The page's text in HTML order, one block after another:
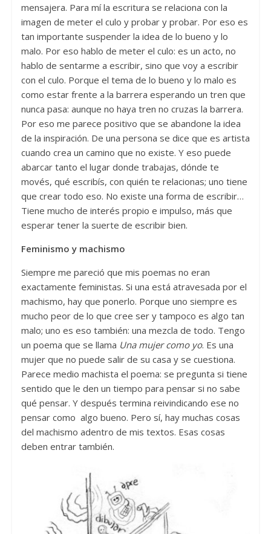
mensajera. Para mí la escritura se relaciona con la
imagen de meter el culo y probar y probar. Por eso es
tan importante suspender la idea de lo bueno y lo
malo. Por eso hablo de meter el culo: es un acto, no
hablo de sentarme a escribir, sino que voy a escribir
con el culo. Porque el tema de lo bueno y lo malo es
como estar frente a la barrera esperando un tren que
nunca pasa: aunque no haya tren no cruzas la barrera.
Por eso me parece positivo que se abandone la idea
de la inspiración. De una persona se dice que es artista
cuando crea un camino que no existe. Y eso puede
abarcar tanto el lugar donde trabajas, dónde te
movés, qué escribís, con quién te relacionas; uno tiene
que crear todo eso. No existe una forma de escribir…
Tiene mucho de interés propio e impulso, más que
esperar tener la suerte de escribir bien.
Feminismo y machismo
Siempre me pareció que mis poemas no eran
exactamente feministas. Si una está atravesada por el
machismo, hay que ponerlo. Porque uno siempre es
mucho peor de lo que cree ser y tampoco es algo tan
malo; uno es eso también: una mezcla de todo. Tengo
un poema que se llama Una mujer como yo. Es una
mujer que no puede salir de su casa y se cuestiona.
Parece medio machista el poema: se pregunta si tiene
sentido que le den un tiempo para pensar si no sabe
qué pensar. Y después termina reivindicando ese no
pensar como algo bueno. Pero sí, hay muchas cosas
del machismo adentro de mis textos. Esas cosas
deben entrar también.